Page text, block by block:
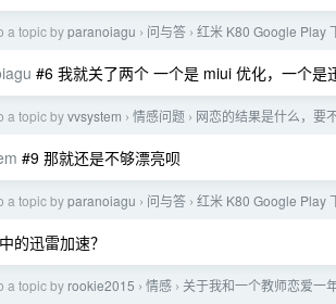
a topic byparanoiagu › 问与答 › 红米 K80 Google Play
#6 我就关了两个 一个是 miui 优化，一个
a topic byvvsystem › 情感问题 › 网恋的结果是什么，要
#9 那就还是不够漂亮呗
a topic byparanoiagu › 问与答 › 红米 K80 Google Play
的迅雷加速？
a topic by rookie2015 › 情感 › 关于我和一个教师恋爱一